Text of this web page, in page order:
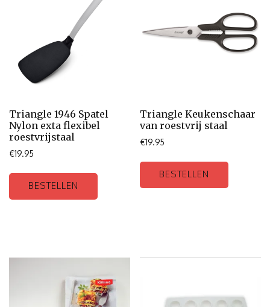
Triangle 1946 Spatel
Nylon exta flexibel
roestvrijstaal
€19.95
BESTELLEN
Triangle Keukenschaar
van roestvrij staal
€19.95
BESTELLEN